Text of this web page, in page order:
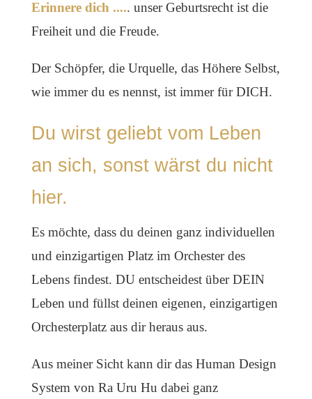
Erinnere dich ..... unser Geburtsrecht ist die
Freiheit und die Freude.
Der Schöpfer, die Urquelle, das Höhere Selbst,
wie immer du es nennst, ist immer für DICH.
Du wirst geliebt vom Leben
an sich, sonst wärst du nicht
hier.
Es möchte, dass du deinen ganz individuellen
und einzigartigen Platz im Orchester des
Lebens findest. DU entscheidest über DEIN
Leben und füllst deinen eigenen, einzigartigen
Orchesterplatz aus dir heraus aus.
Aus meiner Sicht kann dir das Human Design
System von Ra Uru Hu dabei ganz